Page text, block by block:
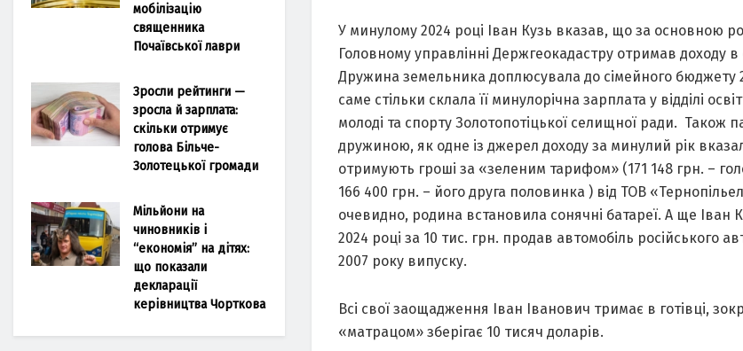
У минулому 2024 році Іван Кузь вказав, що за основною
Головному управлінні Держгеокадастру отримав доходу в
Дружина земельника доплюсувала до сімейного бюджету
саме стільки склала її минулорічна зарплата у відділі
молоді та спорту Золотопотіцької селищної ради. Також
дружиною, як одне із джерел доходу за минулий рік
отримують гроші за «зеленим тарифом» (171 148 грн. –
166 400 грн. – його друга половинка ) від ТОВ
очевидно, родина встановила сонячні батареї. А ще Іван
2024 році за 10 тис. грн. продав автомобіль російського
2007 року випуску.
Всі свої заощадження Іван Іванович тримає в готівці,
«матрацом» зберігає 10 тисяч доларів.
мобілізацію
священника
Почаївської лаври
Зросли рейтинги —
зросла й зарплата:
скільки отримує
голова Більче-
Золотецької громади
Мільйони на
чиновників і
“економія” на дітях:
що показали
декларації
керівництва Чорткова